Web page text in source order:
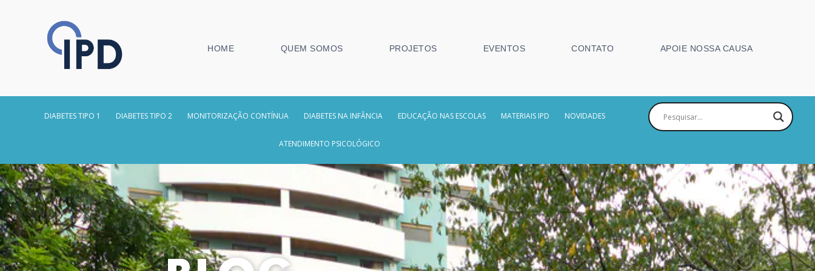
HOME QUEM SOMOS PROJETOS EVENTOS CONTATO APOIE NOSSA CAUSA
DIABETES TIPO 1 DIABETES TIPO 2 MONITORIZAÇÃO CONTÍNUA DIABETES NA INFÂNCIA EDUCAÇÃO NAS ESCOLAS MATERIAIS IPD NOVIDADES
ATENDIMENTO PSICOLÓGICO